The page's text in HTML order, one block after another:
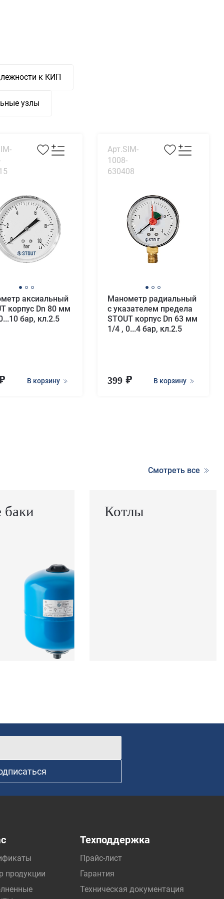
к КИП
узлы
аксиальный
корпус Dn 80 мм
бар, кл.2.5
В корзину
Арт.SIM-
1008-
630408
Манометр радиальный
с указателем предела
STOUT корпус Dn 63 мм
1/4 , 0...4 бар, кл.2.5
399 В корзину
Смотреть все
Котлы
продукции
Техподдержка
Прайс-лист
Гарантия
Техническая документация